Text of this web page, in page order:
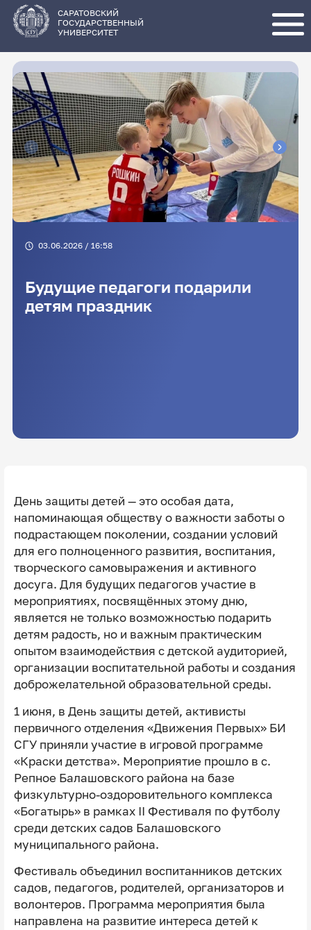
основному
содержанию
САРАТОВСКИЙ
ГОСУДАРСТВЕННЫЙ
УНИВЕРСИТЕТ
03.06.2026 / 16:58
Будущие педагоги подарили
детям праздник
День защиты детей — это особая дата,
напоминающая обществу о важности заботы о
подрастающем поколении, создании условий
для его полноценного развития, воспитания,
творческого самовыражения и активного
досуга. Для будущих педагогов участие в
мероприятиях, посвящённых этому дню,
является не только возможностью подарить
детям радость, но и важным практическим
опытом взаимодействия с детской аудиторией,
организации воспитательной работы и создания
доброжелательной образовательной среды.
1 июня, в День защиты детей, активисты
первичного отделения «Движения Первых» БИ
СГУ приняли участие в игровой программе
«Краски детства». Мероприятие прошло в с.
Репное Балашовского района на базе
физкультурно-оздоровительного комплекса
«Богатырь» в рамках II Фестиваля по футболу
среди детских садов Балашовского
муниципального района.
Фестиваль объединил воспитанников детских
садов, педагогов, родителей, организаторов и
волонтеров. Программа мероприятия была
направлена на развитие интереса детей к